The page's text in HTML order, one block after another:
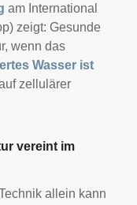
am International
zeigt: Gesunde
wenn das
Wasser ist
zellulärer
vereint im
allein kann